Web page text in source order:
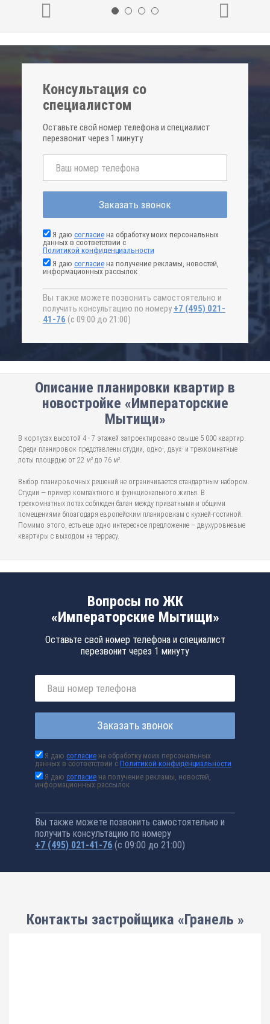
Консультация со
специалистом
Оставьте свой номер телефона и специалист
перезвонит через 1 минуту
Заказать звонок
Я даю согласиена обработку моих персональных
данных в соответствии с
Политикой конфиденциальности
Я даю согласиена получение рекламы, новостей,
информационных рассылок
Вы также можете позвонить самостоятельно и
получить консультацию по номеру +7 (495) 021-
41-76 (с 09:00 до 21:00)
Описание планировки квартир в
новостройке «Императорские
Мытищи»
В корпусах высотой 4 - 7 этажей запроектировано свыше 5 000 квартир.
Среди планировок представлены студии, одно-, двух- и трехкомнатные
лоты площадью от 22 м² до 76 м².
Выбор планировочных решений не ограничивается стандартным набором.
Студии — пример компактного и функционального жилья. В
трехкомнатных лотах соблюден балан между приватными и общими
помещениями блоагодаря европейским планировкам с кухней-гостиной.
Помимо этого, есть еще одно интересное предложение – двухуровневые
квартиры с выходом на террасу.
Вопросы по ЖК
«Императорские Мытищи»
Оставьте свой номер телефона и специалист
перезвонит через 1 минуту
Заказать звонок
Я даюсогласие на обработку моих персональных
данных в соответствии сПолитикой конфиденциальности
Я даюсогласие на получение рекламы, новостей,
информационных рассылок
Вы также можете позвонить самостоятельно и
получить консультацию по номеру
+7 (495) 021-41-76 (с 09:00 до 21:00)
Контакты застройщика «Гранель »